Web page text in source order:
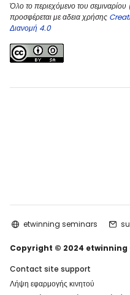
Όλο το περιεχόμενο του
προσφέρεται με αδεια χρήσης
Διανομή 4.0
etwinning seminars
Copyright © 2024 etwinning
Contact site support
Λήψη εφαρμογής κινητού